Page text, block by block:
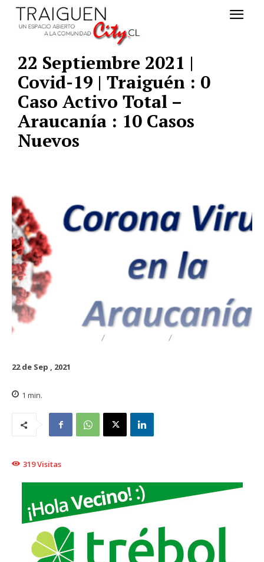
22 Septiembre 2021 |
Covid-19 | Traiguén : 0
Caso Activo Total –
Araucanía : 10 Casos
Nuevos
22 de Sep , 2021
1 min.
319Visitas